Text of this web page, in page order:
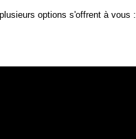
options s'offrent à vous :